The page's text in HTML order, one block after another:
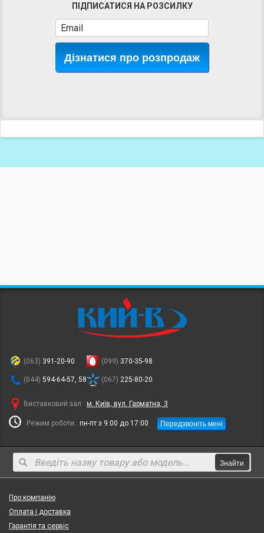
ПІДПИСАТИСЯ НА РОЗСИЛКУ
Дізнатися про розпродаж
(063) 391-20-90
(044) 594-64-57, 58
(099) 370-35-98
(067) 225-80-20
Виставковий зал: м. Київ, вул. Гарматна, 3
Режим роботи: пн-пт з 9:00 до 17:00 Передзвоніть мені
Знайти
Про компанію
Оплата і доставка
Гарантія та сервіс